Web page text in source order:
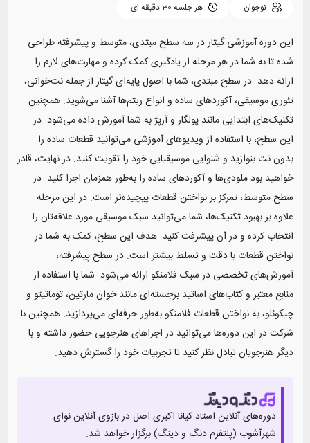
نوجوان هر جلسه 30 دقیقه ای
این دوره آموزشی گیتار در سه سطح مبتدی، متوسط و پیشرفته طراحی
شده تا به شما در هر مرحله از یادگیری کمک کرده و مهارت‌های لازم را
ارائه دهد. در سطح مبتدی، شما با اصول پایه‌ای گیتار از جمله نت‌خوانی،
تئوری موسیقی، آکوردهای ساده و انواع ریتم‌ها آشنا می‌شوید. همچنین
تکنیک‌های ابتدایی مانند پولگار و آرپژ به شما آموزش داده می‌شود. در
این سطح، با استفاده از ویدیوهای آموزشی می‌توانید قطعات ساده را
بدون نت بنوازید و شنوایی موسیقیایی خود را تقویت کنید. در نهایت، قادر
خواهید بود ملودی‌ها و آکوردهای ساده را به‌طور همزمان اجرا کنید. در
سطح متوسط، تمرکز بر نواختن قطعات پیچیده‌تر است. در این مرحله
علاوه بر بهبود تکنیک‌ها، شما می‌توانید سبک موسیقی مورد علاقه‌تان را
انتخاب کرده و در آن پیشرفت کنید. هدف این سطح، کمک به شما در
نواختن قطعات با دقت و تسلط بیشتر است. در سطح پیشرفته،
آموزش‌های تخصصی در سبک فلامنکو ارائه می‌شود. شما با استفاده از
منابع معتبر و کتاب‌های اساتید برجسته‌ای مانند خوان مارتین، توماتیتو و
چیکوئلو، به نواختن قطعات فلامنکو به‌طور حرفه‌ای می‌پردازید. همچنین با
شرکت در این دوره‌ها می‌توانید در اجراهای هنرجویی حضور داشته و با
دیگر هنرجویان تبادل نظر کنید تا تجربیات خود را گسترش دهید.
دوره‌های آنلاین استادکیانا اکبری اصلدر بازوی آنلاین‌ نوای
شهرآشوب (پلتفرم دنگ و دینگ) برگزار خواهد شد.